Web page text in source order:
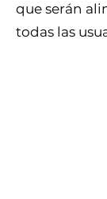
que serán
todas las